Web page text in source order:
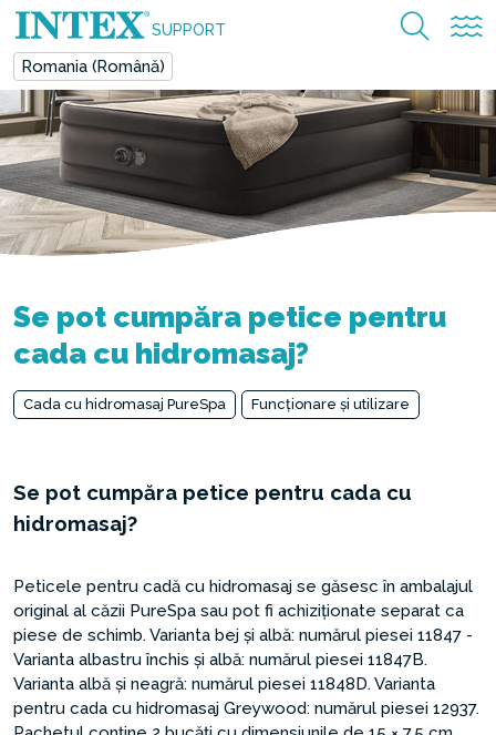
SUPPORT
Romania (Română)
Se pot cumpăra petice pentru
cada cu hidromasaj?
Cada cu hidromasaj PureSpa Funcționare și utilizare
Se pot cumpăra petice pentru cada cu
hidromasaj?
Peticele pentru cadă cu hidromasaj se găsesc în ambalajul
original al căzii PureSpa sau pot fi achiziționate separat ca
piese de schimb. Varianta bej și albă: numărul piesei 11847 -
Varianta albastru închis și albă: numărul piesei 11847B.
Varianta albă și neagră: numărul piesei 11848D. Varianta
pentru cada cu hidromasaj Greywood: numărul piesei 12937.